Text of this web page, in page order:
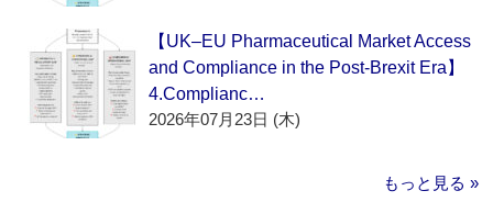
【UK–EU Pharmaceutical Market Access
and Compliance in the Post-Brexit Era】
4.Complianc…
2026年07月23日 (木)
もっと見る »